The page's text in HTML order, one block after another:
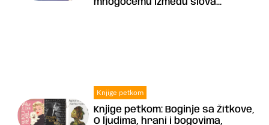
mnogočemu između slova...
Knjige petkom
Knjige petkom: Boginje sa Žítkove,
O ljudima, hrani i bogovima,